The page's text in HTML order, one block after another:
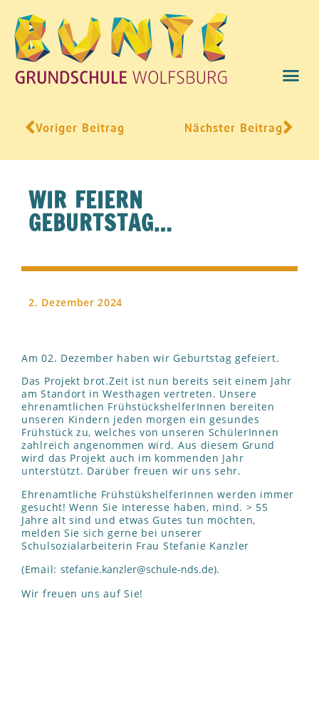
Voriger Beitrag Nächster Beitrag
WIR FEIERN
GEBURTSTAG…
2. Dezember 2024
Am 02. Dezember haben wir Geburtstag gefeiert.
Das Projekt brot.Zeit ist nun bereits seit einem Jahr
am Standort in Westhagen vertreten. Unsere
ehrenamtlichen FrühstückshelferInnen bereiten
unseren Kindern jeden morgen ein gesundes
Frühstück zu, welches von unseren SchülerInnen
zahlreich angenommen wird. Aus diesem Grund
wird das Projekt auch im kommenden Jahr
unterstützt. Darüber freuen wir uns sehr.
Ehrenamtliche FrühstükshelferInnen werden immer
gesucht! Wenn Sie Interesse haben, mind. > 55
Jahre alt sind und etwas Gutes tun möchten,
melden Sie sich gerne bei unserer
Schulsozialarbeiterin Frau Stefanie Kanzler
(Email: stefanie.kanzler@schule-nds.de).
Wir freuen uns auf Sie!